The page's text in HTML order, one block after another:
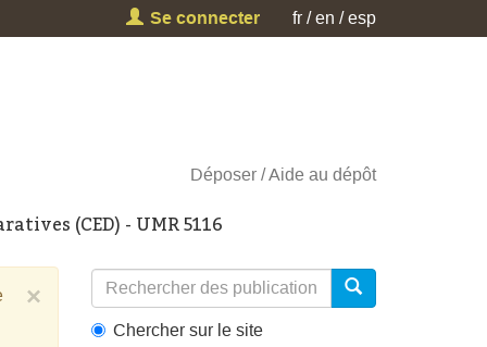
Se connecter fr en esp
Déposer Aide au dépôt
(CED) - UMR 5116
×
Chercher sur le site